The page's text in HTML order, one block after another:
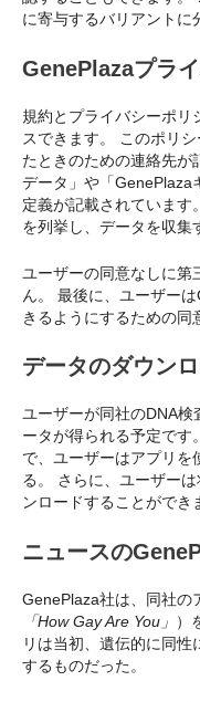
に寄与するバリアントに
GenePlazaプラ
規約とプライバシーポリ
スできます。 このポリ
たときのための連絡先が
データ」や「GenePlaza
定義が記載されています
を列挙し、データを収集
ユーザーの同意なしに第
ん。 最後に、ユーザー
きるようにするための同
データのダウン
ユーザーが同社のDNA
ータが得られる予定です
で、ユーザーはアプリを
る。 さらに、ユーザー
ンロードすることができ
ニュースの
GenePlaza社は、同社の
「How Gay Are You」 ）
リは当初、遺伝的に同
するものだった。